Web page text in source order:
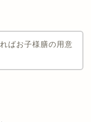
ばお子様膳の用意